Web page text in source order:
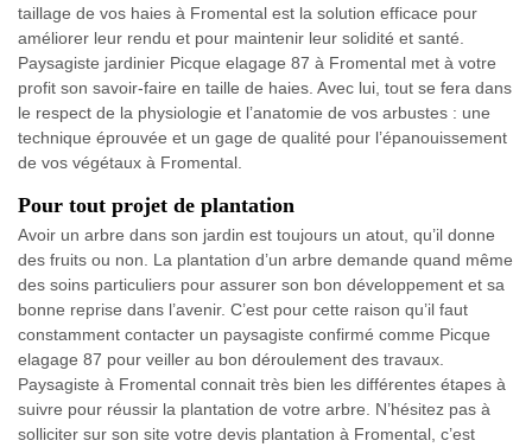
taillage de vos haies à Fromental est la solution efficace pour
améliorer leur rendu et pour maintenir leur solidité et santé.
Paysagiste jardinier Picque elagage 87 à Fromental met à votre
profit son savoir-faire en taille de haies. Avec lui, tout se fera dans
le respect de la physiologie et l’anatomie de vos arbustes : une
technique éprouvée et un gage de qualité pour l’épanouissement
de vos végétaux à Fromental.
Pour tout projet de plantation
Avoir un arbre dans son jardin est toujours un atout, qu’il donne
des fruits ou non. La plantation d’un arbre demande quand même
des soins particuliers pour assurer son bon développement et sa
bonne reprise dans l’avenir. C’est pour cette raison qu’il faut
constamment contacter un paysagiste confirmé comme Picque
elagage 87 pour veiller au bon déroulement des travaux.
Paysagiste à Fromental connait très bien les différentes étapes à
suivre pour réussir la plantation de votre arbre. N’hésitez pas à
solliciter sur son site votre devis plantation à Fromental, c’est